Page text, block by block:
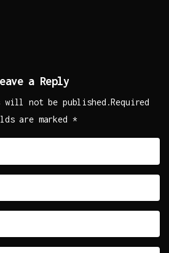
a Reply
will not be published.Required
are marked *